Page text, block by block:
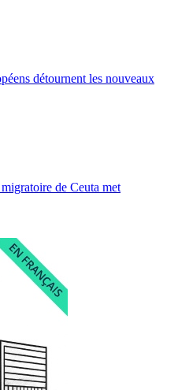
détournent les nouveaux
de Ceuta met